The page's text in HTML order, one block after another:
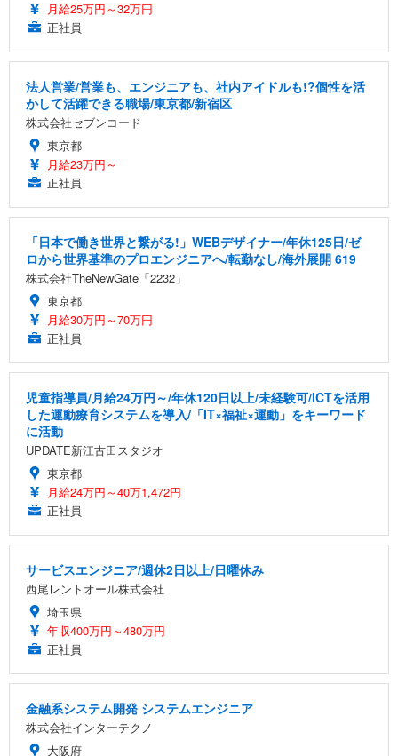
月給25万円～32万円
正社員
法人営業/営業も、エンジニアも、社内アイドルも!?個性を活
かして活躍できる職場/東京都/新宿区
株式会社セブンコード
東京都
月給23万円～
正社員
「日本で働き世界と繋がる!」WEBデザイナー/年休125日/ゼ
ロから世界基準のプロエンジニアへ/転勤なし/海外展開 619
株式会社TheNewGate「2232」
東京都
月給30万円～70万円
正社員
児童指導員/月給24万円～/年休120日以上/未経験可/ICTを活用
した運動療育システムを導入/「IT×福祉×運動」をキーワード
に活動
UPDATE新江古田スタジオ
東京都
月給24万円～40万1,472円
正社員
サービスエンジニア/週休2日以上/日曜休み
西尾レントオール株式会社
埼玉県
年収400万円～480万円
正社員
金融系システム開発 システムエンジニア
株式会社インターテクノ
大阪府